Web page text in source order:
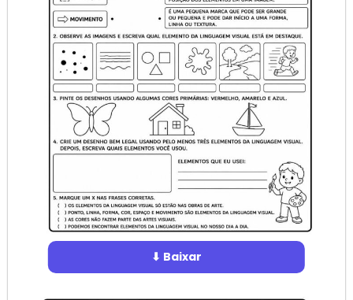
⬇ Baixar